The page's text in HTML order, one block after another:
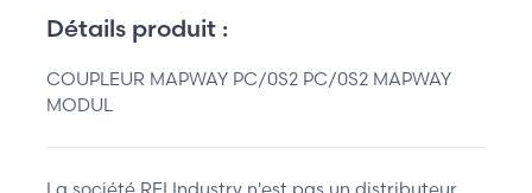
Détails produit :
COUPLEUR MAPWAY PC/0S2 PC/0S2 MAPWAY
MODUL
La société REI Industry n'est pas un distributeur